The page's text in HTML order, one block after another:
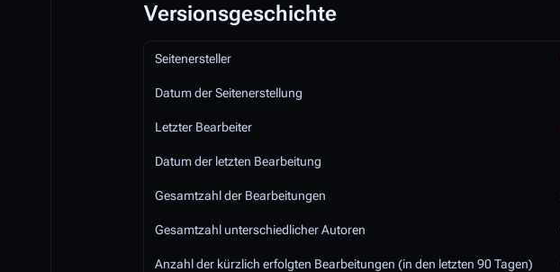
Versionsgeschichte
Seitenersteller
Datum der Seitenerstellung
Letzter Bearbeiter
Datum der letzten Bearbeitung
Gesamtzahl der Bearbeitungen
Gesamtzahl unterschiedlicher Autoren
Anzahl der kürzlich erfolgten Bearbeitungen (in den letzten 90 Tagen)